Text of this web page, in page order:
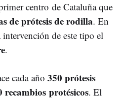
centro de Cataluña que
de prótesis de rodilla. En
de este tipo el
.
cada año 350 prótesis
recambios protésicos. El